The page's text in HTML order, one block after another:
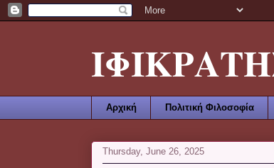
Αρχική Πολιτική Φιλοσοφία
Thursday, June 26, 2025